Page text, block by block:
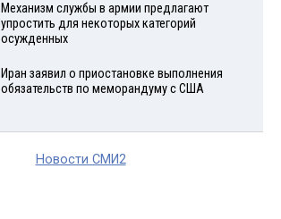
Механизм службы в армии предлагают
упростить для некоторых категорий
осужденных
Иран заявил о приостановке выполнения
обязательств по меморандуму с США
Новости СМИ2